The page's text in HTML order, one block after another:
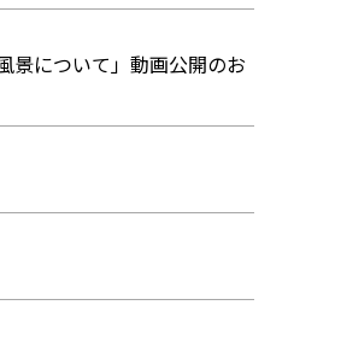
景について」動画公開のお